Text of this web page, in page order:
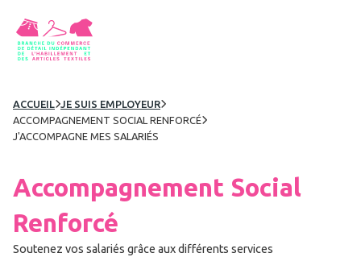
ACCUEIL  JE SUIS EMPLOYEUR
ACCOMPAGNEMENT SOCIAL RENFORCÉ
J'ACCOMPAGNE MES SALARIÉS
Accompagnement Social
Renforcé
Soutenez vos salariés grâce aux différents services